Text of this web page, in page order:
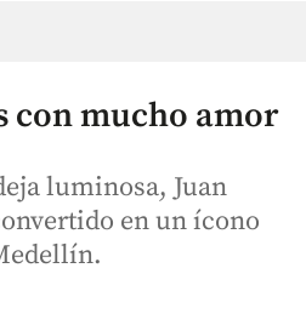
con mucho amor
luminosa, Juan
en un ícono